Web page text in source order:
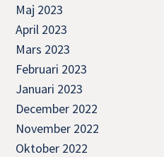
Maj 2023
April 2023
Mars 2023
Februari 2023
Januari 2023
December 2022
November 2022
Oktober 2022